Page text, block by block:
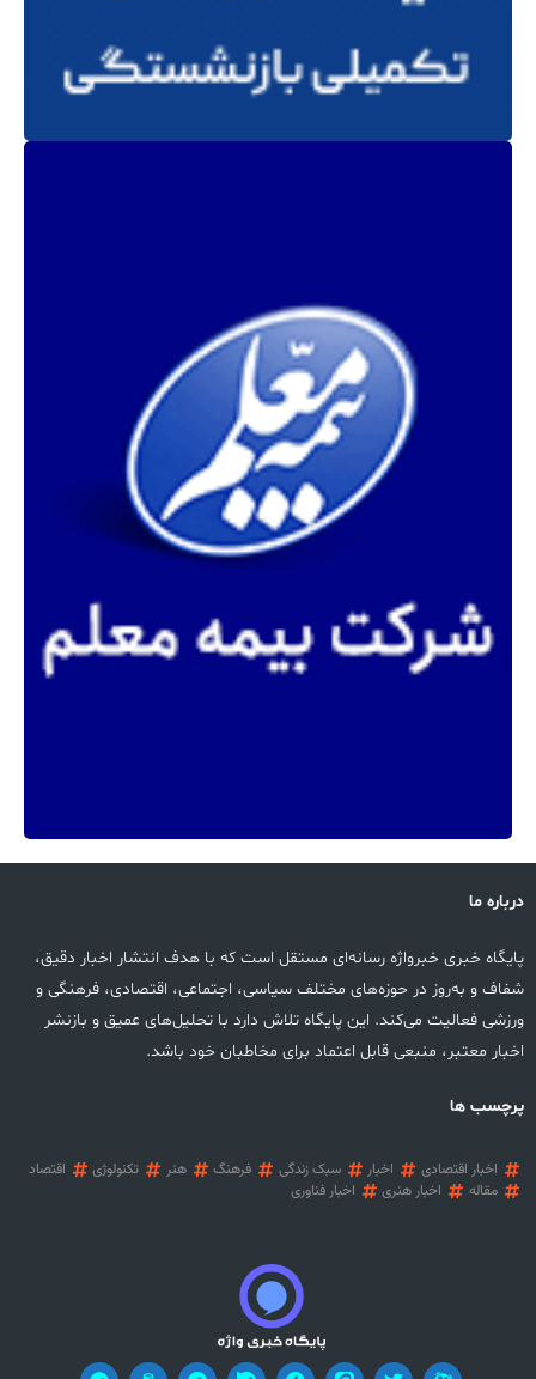
درباره ما
پایگاه خبری خبرواژه رسانه‌ای مستقل است که با هدف انتشار اخبار دقیق،
شفاف و به‌روز در حوزه‌های مختلف سیاسی، اجتماعی، اقتصادی، فرهنگی و
ورزشی فعالیت می‌کند. این پایگاه تلاش دارد با تحلیل‌های عمیق و بازنشر
اخبار معتبر، منبعی قابل اعتماد برای مخاطبان خود باشد.
پرچسب ها
اخبار اقتصادی اخبار سبک زندگی فرهنگ هنر تکنولوژی
اقتصاد
مقاله
اخبار هنری اخبار فناوری